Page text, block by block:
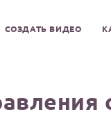
СОЗДАТЬ ВИДЕО